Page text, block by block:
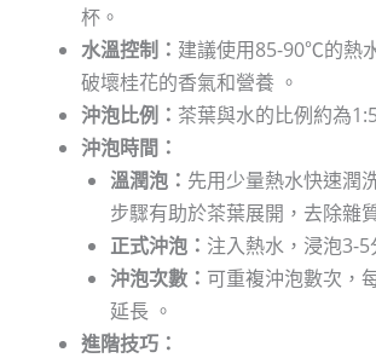
杯。
水溫控制： 建議使用85-90℃的熱
破壞桂花的香氣和營養 。
沖泡比例： 茶葉與水的比例約為
沖泡時間：
溫潤泡： 先用少量熱水快速潤
步驟有助於茶葉展開，去除雜
正式沖泡： 注入熱水，浸泡3-5
沖泡次數： 可重複沖泡數次，
延長 。
進階技巧：